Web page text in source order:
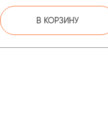
В КОРЗИНУ